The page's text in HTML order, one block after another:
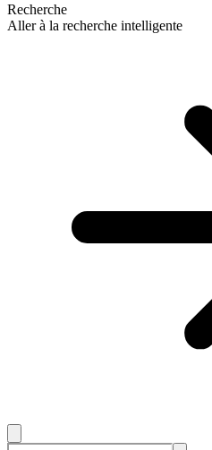
Recherche
Aller à la recherche intelligente